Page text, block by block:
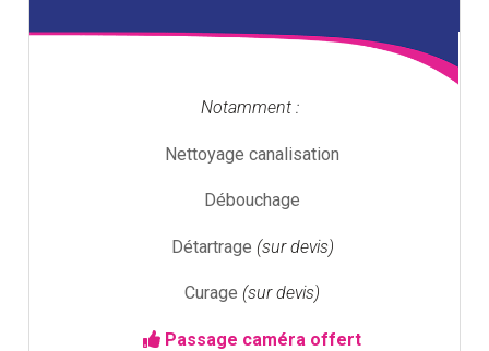
Notamment :
Nettoyage canalisation
Débouchage
Détartrage (sur devis)
Curage (sur devis)
Passage caméra offert